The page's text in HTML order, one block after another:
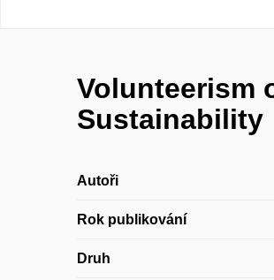
Volunteerism
Sustainability
Autoři
Rok publikování
Druh